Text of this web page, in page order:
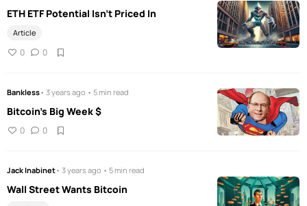
ETH ETF Potential Isn't Priced In
Article
0 0
Bankless• 3 years ago • 5 min read
Bitcoin's Big Week $
0 0
Jack Inabinet• 3 years ago • 5 min read
Wall Street Wants Bitcoin